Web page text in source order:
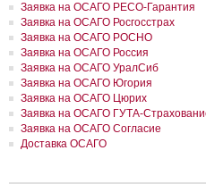
возмещение ущерба,
РОСГОССТРАХ в Свердловской
41 млн рублей
РОСГОССТРАХ застрахует по
Республики
РОСГОССТРАХ в Москве и
сумму 26,2 млн рублей
РОСГОССТРАХ урегулировал
причиненных природными
РОСГОССТРАХ урегулировал
причиненных природными
Заявка на ОСАГО РЕСО-Гарантия
Заявка на ОСАГО Росгосстрах
Заявка на ОСАГО РОСНО
Заявка на ОСАГО Россия
Заявка на ОСАГО УралСиб
Заявка на ОСАГО Югория
Заявка на ОСАГО Цюрих
Заявка на ОСАГО ГУТА-
Заявка на ОСАГО Согласие
Доставка ОСАГО